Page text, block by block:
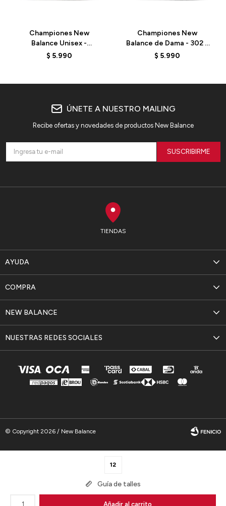
12
Guía de talles
1 Añadir al carrito
Championes New
Balance Unisex -
CT302RS - SEA SALT
$ 5.990
Championes New
Balance de Dama - 302 -
CT302CTB - ELD
$ 5.990
TIENDAS
AYUDA
NEW BALANCE
COMPRA
NUESTRAS REDES SOCIALES
ÚNETE A NUESTRO MAILING
Recibe ofertas y novedades de productos New Balance
SUSCRIBIRME
© Copyright 2026 / New Balance